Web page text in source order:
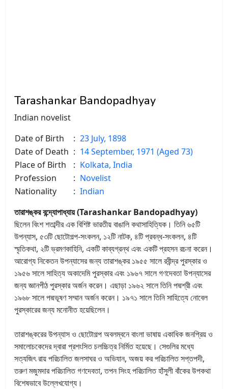
Tarashankar Bandopadhyay
Indian novelist
Date of Birth
: 23 July, 1898
Date of Death : 14 September, 1971 (Aged 73)
Place of Birth
: Kolkata, India
Profession
: Novelist
Nationality
: Indian
তারাশঙ্কর বন্দ্যোপাধ্যায় (Tarashankar Bandopadhyay)
ছিলেন বিংশ শতাব্দীর এক বিশিষ্ট ভারতীয় বাঙালি কথাসাহিত্যিক। তিনি ৬৫টি
উপন্যাস, ৫৩টি ছোটোগল্প-সংকলন, ১২টি নাটক, ৪টি প্রবন্ধ-সংকলন, ৪টি
স্মৃতিকথা, ২টি ভ্রমণকাহিনি, একটি কাব্যগ্রন্থ এবং একটি প্রহসন রচনা করেন।
আরোগ্য নিকেতন উপন্যাসের জন্য তারাশঙ্কর ১৯৫৫ সালে রবীন্দ্র পুরস্কার ও
১৯৫৬ সালে সাহিত্য অকাদেমি পুরস্কার এবং ১৯৬৭ সালে গণদেবতা উপন্যাসের
জন্য জ্ঞানপীঠ পুরস্কার অর্জন করেন। এছাড়া ১৯৬২ সালে তিনি পদ্মশ্রী এবং
১৯৬৮ সালে পদ্মভূষণ সম্মান অর্জন করেন। ১৯৭১ সালে তিনি সাহিত্যে নোবেল
পুরস্কারের জন্য মনোনীত হয়েছিলেন।
তারাশঙ্করের উপন্যাস ও ছোটোগল্প অবলম্বনে বাংলা ভাষায় একাধিক জনপ্রিয় ও
সমালোচকেদের দ্বারা প্রশংসিত চলচ্চিত্র নির্মিত হয়েছে। সেগুলির মধ্যে
সত্যজিৎ রায় পরিচালিত জলসাঘর ও অভিযান, অজয় কর পরিচালিত সপ্তপদী,
তরুণ মজুমদার পরিচালিত গণদেবতা, তপন সিংহ পরিচালিত হাঁসুলী বাঁকের উপকথা
বিশেষভাবে উল্লেখযোগ্য।